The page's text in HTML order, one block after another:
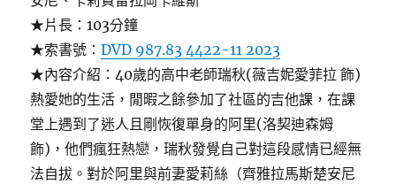
★片長：103分鐘
★索書號：DVD 987.83 4422-11 2023
★內容介紹：40歲的高中老師瑞秋(薇吉妮愛菲拉 飾)
熱愛她的生活，閒暇之餘參加了社區的吉他課，在課
堂上遇到了迷人且剛恢復單身的阿里(洛契迪森姆
飾)，他們瘋狂熱戀，瑞秋發覺自己對這段感情已經無
法自拔。對於阿里與前妻愛莉絲（齊雅拉馬斯楚安尼